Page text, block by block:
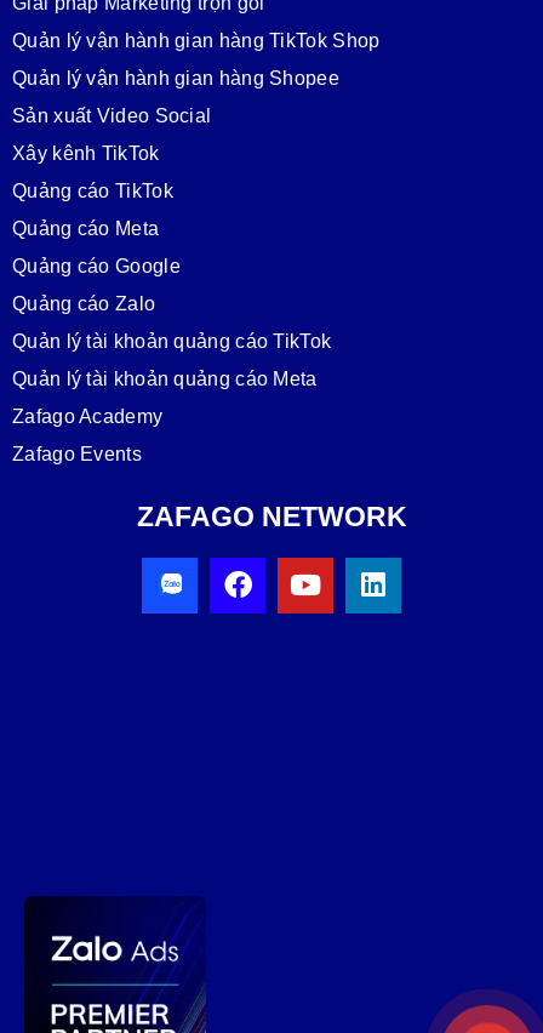
Quản lý vận hành gian hàng TikTok Shop
Quản lý vận hành gian hàng Shopee
Sản xuất Video Social
Xây kênh TikTok
Quảng cáo TikTok
Quảng cáo Meta
Quảng cáo Google
Quảng cáo Zalo
Quản lý tài khoản quảng cáo TikTok
Quản lý tài khoản quảng cáo Meta
Zafago Academy
Zafago Events
ZAFAGO NETWORK